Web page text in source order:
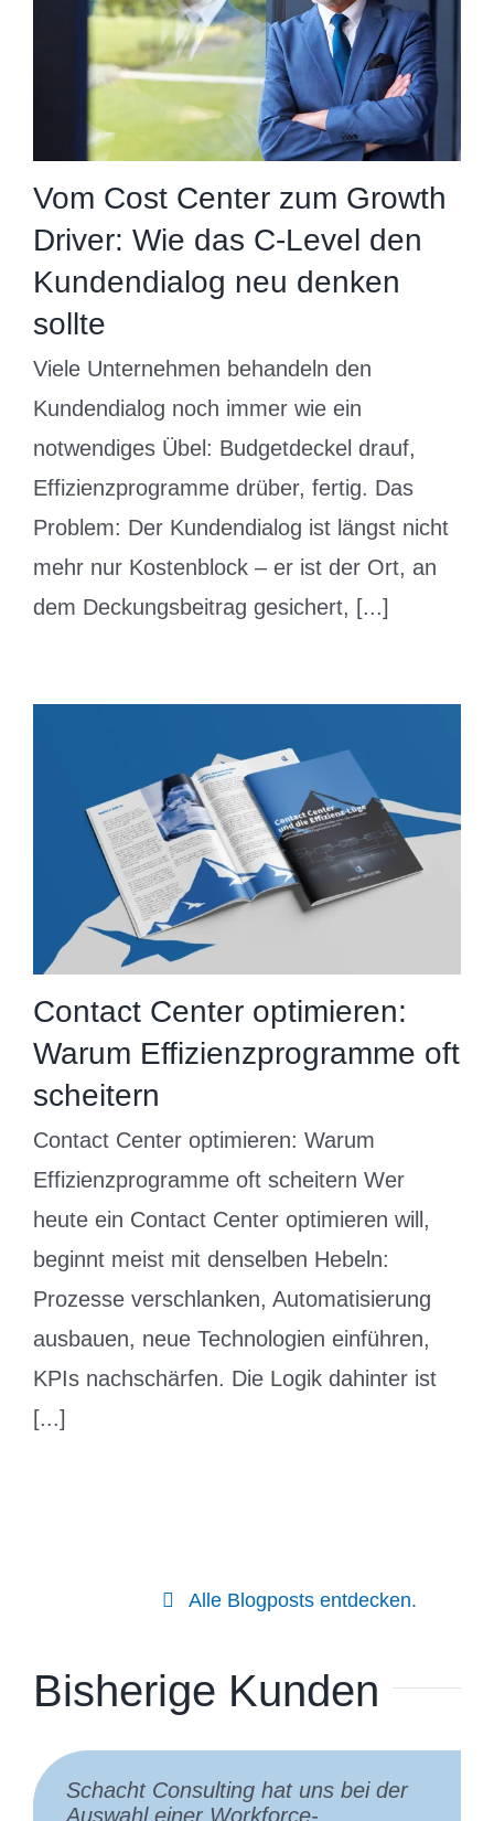
Vom Cost Center zum Growth
Driver: Wie das C-Level den
Kundendialog neu denken
sollte
Viele Unternehmen behandeln den
Kundendialog noch immer wie ein
notwendiges Übel: Budgetdeckel drauf,
Effizienzprogramme drüber, fertig. Das
Problem: Der Kundendialog ist längst nicht
mehr nur Kostenblock – er ist der Ort, an
dem Deckungsbeitrag gesichert, [...]
Contact Center optimieren:
Warum Effizienzprogramme oft
scheitern
Contact Center optimieren: Warum
Effizienzprogramme oft scheitern Wer
heute ein Contact Center optimieren will,
beginnt meist mit denselben Hebeln:
Prozesse verschlanken, Automatisierung
ausbauen, neue Technologien einführen,
KPIs nachschärfen. Die Logik dahinter ist
[...]
Alle Blogposts entdecken.
Bisherige Kunden
Schacht Consulting hat uns bei der
Auswahl einer Workforce-
Die Zusammenarbeit mit Herrn
Schacht und seinem Netzwerk
Wir haben die Zusammenarbeit mit
Schacht Consulting bei der